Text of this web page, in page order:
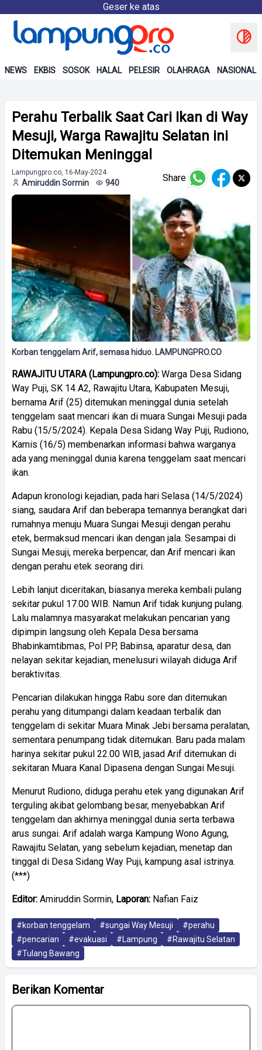
Geser ke atas
NEWS EKBIS SOSOK HALAL PELESIR OLAHRAGA NASIONAL
Perahu Terbalik Saat Cari Ikan di Way
Mesuji, Warga Rawajitu Selatan ini
Ditemukan Meninggal
Lampungpro.co, 16-May-2024
Amiruddin Sormin 940 Share
Korban tenggelam Arif, semasa hiduo. LAMPUNGPRO.CO
RAWAJITU UTARA (Lampungpro.co): Warga Desa Sidang
Way Puji, SK 14 A2, Rawajitu Utara, Kabupaten Mesuji,
bernama Arif (25) ditemukan meninggal dunia setelah
tenggelam saat mencari ikan di muara Sungai Mesuji pada
Rabu (15/5/2024). Kepala Desa Sidang Way Puji, Rudiono,
Kamis (16/5) membenarkan informasi bahwa warganya
ada yang meninggal dunia karena tenggelam saat mencari
ikan.
Adapun kronologi kejadian, pada hari Selasa (14/5/2024)
siang, saudara Arif dan beberapa temannya berangkat dari
rumahnya menuju Muara Sungai Mesuji dengan perahu
etek, bermaksud mencari ikan dengan jala. Sesampai di
Sungai Mesuji, mereka berpencar, dan Arif mencari ikan
dengan perahu etek seorang diri.
Lebih lanjut diceritakan, biasanya mereka kembali pulang
sekitar pukul 17.00 WIB. Namun Arif tidak kunjung pulang.
Lalu malamnya masyarakat melakukan pencarian yang
dipimpin langsung oleh Kepala Desa bersama
Bhabinkamtibmas, Pol PP, Babinsa, aparatur desa, dan
nelayan sekitar kejadian, menelusuri wilayah diduga Arif
beraktivitas.
Pencarian dilakukan hingga Rabu sore dan ditemukan
perahu yang ditumpangi dalam keadaan terbalik dan
tenggelam di sekitar Muara Minak Jebi bersama peralatan,
sementara penumpang tidak ditemukan. Baru pada malam
harinya sekitar pukul 22.00 WIB, jasad Arif ditemukan di
sekitaran Muara Kanal Dipasena dengan Sungai Mesuji.
Menurut Rudiono, diduga perahu etek yang digunakan Arif
terguling akibat gelombang besar, menyebabkan Arif
tenggelam dan akhirnya meninggal dunia serta terbawa
arus sungai. Arif adalah warga Kampung Wono Agung,
Rawajitu Selatan, yang sebelum kejadian, menetap dan
tinggal di Desa Sidang Way Puji, kampung asal istrinya.
(***)
Editor: Amiruddin Sormin, Laporan: Nafian Faiz
#korban tenggelam #sungai Way Mesuji
#perahu
#pencarian
#evakuasi #Lampung
#Rawajitu Selatan
#Tulang Bawang
Berikan Komentar